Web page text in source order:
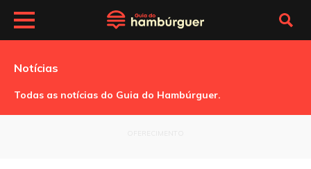
Notícias
Todas as notícias do Guia do Hambúrguer.